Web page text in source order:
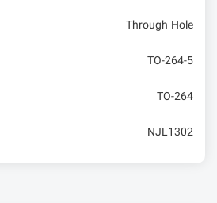
Through Hole
TO-264-5
TO-264
NJL1302